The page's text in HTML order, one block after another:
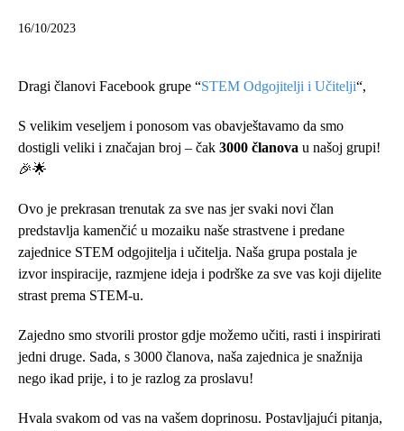
16/10/2023
Dragi članovi Facebook grupe “STEM Odgojitelji i Učitelji“,
S velikim veseljem i ponosom vas obavještavamo da smo
dostigli veliki i značajan broj – čak 3000 članova u našoj grupi!
🎉🌟
Ovo je prekrasan trenutak za sve nas jer svaki novi član
predstavlja kamenčić u mozaiku naše strastvene i predane
zajednice STEM odgojitelja i učitelja. Naša grupa postala je
izvor inspiracije, razmjene ideja i podrške za sve vas koji dijelite
strast prema STEM-u.
Zajedno smo stvorili prostor gdje možemo učiti, rasti i inspirirati
jedni druge. Sada, s 3000 članova, naša zajednica je snažnija
nego ikad prije, i to je razlog za proslavu!
Hvala svakom od vas na vašem doprinosu. Postavljajući pitanja,